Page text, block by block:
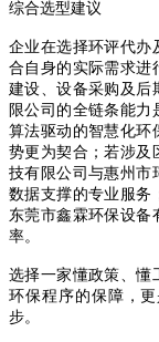
综合选型建议
企业在选择环评代办
合自身的实际需求进
建设、设备采购及后
限公司的全链条能
算法驱动的智慧化环
势更为契合；若涉及
技有限公司与惠州市
数据支撑的专业服务
东莞市鑫霖环保设备
率。
选择一家懂政策、懂
环保程序的保障，
步。